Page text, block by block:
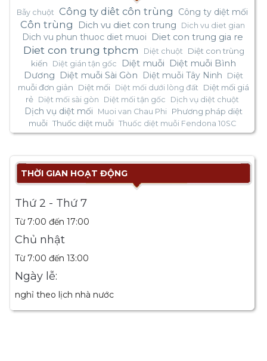
Bẫy chuột Công ty diêt côn trùng Công ty diệt mối
Côn trùng Dich vu diet con trung Dich vu diet gian
Dich vu phun thuoc diet muoi Diet con trung gia re
Diet con trung tphcm Diệt chuột
Diệt con trùng
kiến
Diệt gián tận gốc Diệt muỗi
Diệt muỗi Bình
Dương
Diệt muỗi Sài Gòn Diệt muỗi Tây Ninh
Diệt
muỗi đơn giản
Diệt mối Diệt mối dưới lòng đất
Diệt mối giá
rẻ Diệt mối sài gòn Diệt mối tận gốc Dịch vụ diệt chuột
Dịch vụ diệt mối Muoi van Chau Phi
Phương pháp diệt
muỗi Thuốc diệt muỗi Thuốc diệt muỗi Fendona 10SC
THỜI GIAN HOẠT ĐỘNG
Thứ 2 - Thứ 7
Từ 7:00 đến 17:00
Chủ nhật
Từ 7:00 đến 13:00
Ngày lễ:
nghỉ theo lịch nhà nước